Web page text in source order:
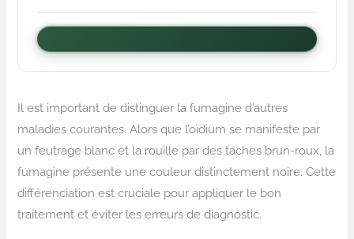
Il est important de distinguer la fumagine d’autres
maladies courantes. Alors que l’oïdium se manifeste par
un feutrage blanc et la rouille par des taches brun-roux, la
fumagine présente une couleur distinctement noire. Cette
différenciation est cruciale pour appliquer le bon
traitement et éviter les erreurs de diagnostic.